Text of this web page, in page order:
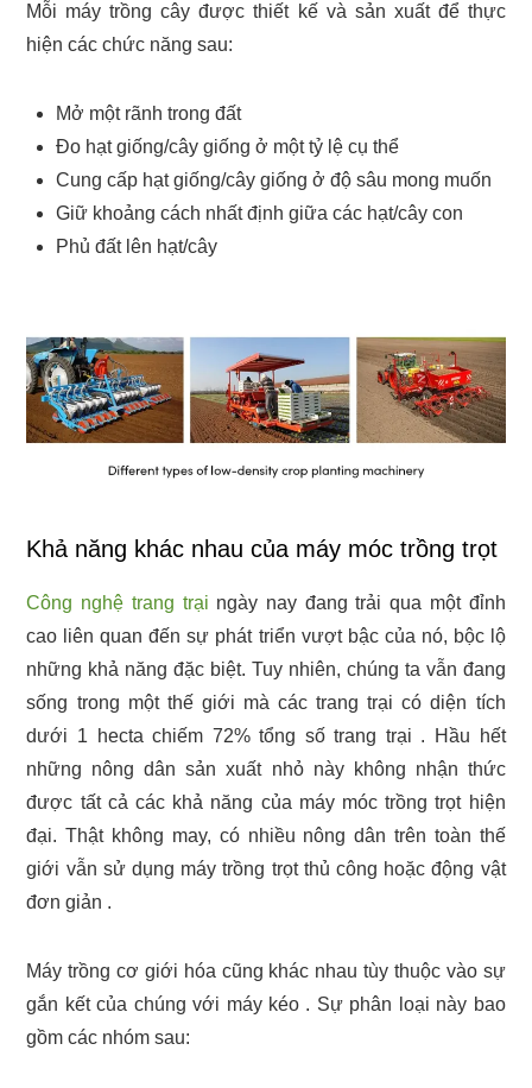
Mỗi máy trồng cây được thiết kế và sản xuất để thực
hiện các chức năng sau:
Mở một rãnh trong đất
Đo hạt giống/cây giống ở một tỷ lệ cụ thể
Cung cấp hạt giống/cây giống ở độ sâu mong muốn
Giữ khoảng cách nhất định giữa các hạt/cây con
Phủ đất lên hạt/cây
Khả năng khác nhau của máy móc trồng trọt
Công nghệ trang trại ngày nay đang trải qua một đỉnh
cao liên quan đến sự phát triển vượt bậc của nó, bộc lộ
những khả năng đặc biệt. Tuy nhiên, chúng ta vẫn đang
sống trong một thế giới mà các trang trại có diện tích
dưới 1 hecta chiếm 72% tổng số trang trại . Hầu hết
những nông dân sản xuất nhỏ này không nhận thức
được tất cả các khả năng của máy móc trồng trọt hiện
đại. Thật không may, có nhiều nông dân trên toàn thế
giới vẫn sử dụng máy trồng trọt thủ công hoặc động vật
đơn giản .
Máy trồng cơ giới hóa cũng khác nhau tùy thuộc vào sự
gắn kết của chúng với máy kéo . Sự phân loại này bao
gồm các nhóm sau: